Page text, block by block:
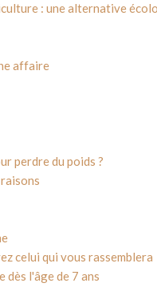
: une alternative
affaire
perdre du poids ?
celui qui vous rassemblera
l'âge de 7 ans